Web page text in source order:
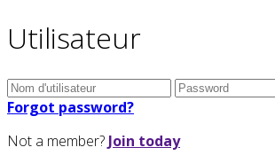
Utilisateur
Forgot password?
Not a member? Join today